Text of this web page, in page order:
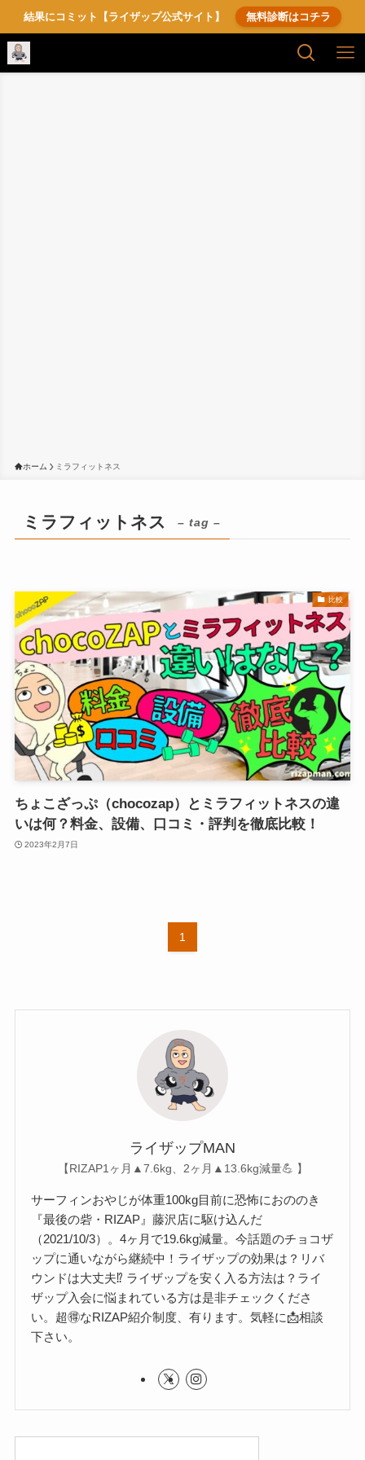
結果にコミット【ライザップ公式サイト】 無料診断はコチラ
ホーム ミラフィットネス
ミラフィットネス – tag –
比較
ちょこざっぷ（chocozap）とミラフィットネスの違
いは何？料金、設備、口コミ・評判を徹底比較！
2023年2月7日
1
ライザップMAN
【RIZAP1ヶ月▲7.6kg、2ヶ月▲13.6kg減量💪 】
サーフィンおやじが体重100kg目前に恐怖におののき
『最後の砦・RIZAP』藤沢店に駆け込んだ
（2021/10/3）。4ヶ月で19.6kg減量。今話題のチョコザ
ップに通いながら継続中！ライザップの効果は？リバ
ウンドは大丈夫⁉︎ ライザップを安く入る方法は？ライ
ザップ入会に悩まれている方は是非チェックくださ
い。超🉐なRIZAP紹介制度、有ります。気軽に📩相談
下さい。